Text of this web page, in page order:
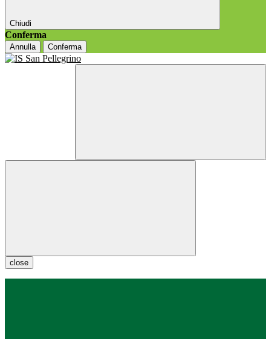
Chiudi
Conferma
Annulla Conferma
close